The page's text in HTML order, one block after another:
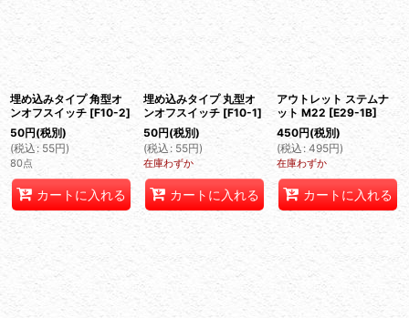
埋め込みタイプ 角型オ
ンオフスイッチ [F10-2]
50円(税別)
(税込 : 55円)
80点
カートに入れる
埋め込みタイプ 丸型オ
ンオフスイッチ [F10-1]
50円(税別)
(税込 : 55円)
在庫わずか
カートに入れる
アウトレット ステムナ
ット M22 [E29-1B]
450円(税別)
(税込 : 495円)
在庫わずか
カートに入れる